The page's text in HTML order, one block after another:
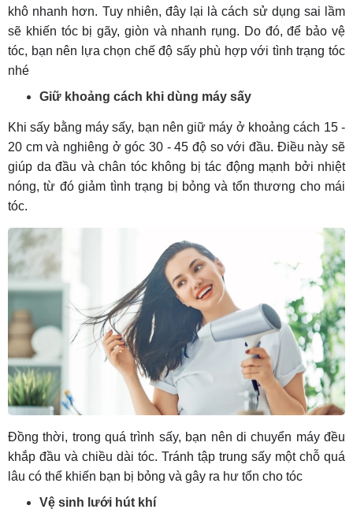
khô nhanh hơn. Tuy nhiên, đây lại là cách sử dụng sai lầm
sẽ khiến tóc bị gãy, giòn và nhanh rụng. Do đó, để bảo vệ
tóc, bạn nên lựa chọn chế độ sấy phù hợp với tình trạng tóc
nhé
Giữ khoảng cách khi dùng máy sấy
Khi sấy bằng máy sấy, bạn nên giữ máy ở khoảng cách 15 -
20 cm và nghiêng ở góc 30 - 45 độ so với đầu. Điều này sẽ
giúp da đầu và chân tóc không bị tác động mạnh bởi nhiệt
nóng, từ đó giảm tình trạng bị bỏng và tổn thương cho mái
tóc.
Đồng thời, trong quá trình sấy, bạn nên di chuyển máy đều
khắp đầu và chiều dài tóc. Tránh tập trung sấy một chỗ quá
lâu có thể khiến bạn bị bỏng và gây ra hư tổn cho tóc
Vệ sinh lưới hút khí